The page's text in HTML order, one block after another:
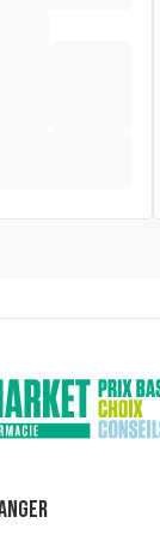
LP1 et
de la bruyère